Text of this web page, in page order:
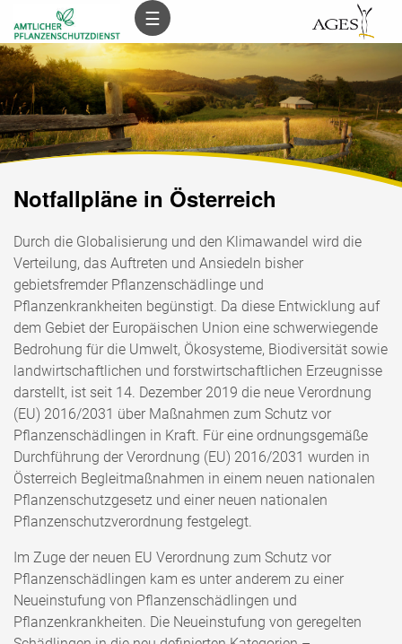
Accesskey
0)
Hauptnavigation
Accesskey
1)
Subnavigation
Accesskey
2)
Accesskey
3)
☰
Notfallpläne in Österreich
Durch die Globalisierung und den Klimawandel wird die
Verteilung, das Auftreten und Ansiedeln bisher
gebietsfremder Pflanzenschädlinge und
Pflanzenkrankheiten begünstigt. Da diese Entwicklung auf
dem Gebiet der Europäischen Union eine schwerwiegende
Bedrohung für die Umwelt, Ökosysteme, Biodiversität sowie
landwirtschaftlichen und forstwirtschaftlichen Erzeugnisse
darstellt, ist seit 14. Dezember 2019 die neue Verordnung
(EU) 2016/2031 über Maßnahmen zum Schutz vor
Pflanzenschädlingen in Kraft. Für eine ordnungsgemäße
Durchführung der Verordnung (EU) 2016/2031 wurden in
Österreich Begleitmaßnahmen in einem neuen nationalen
Pflanzenschutzgesetz und einer neuen nationalen
Pflanzenschutzverordnung festgelegt.
Im Zuge der neuen EU Verordnung zum Schutz vor
Pflanzenschädlingen kam es unter anderem zu einer
Neueinstufung von Pflanzenschädlingen und
Pflanzenkrankheiten. Die Neueinstufung von geregelten